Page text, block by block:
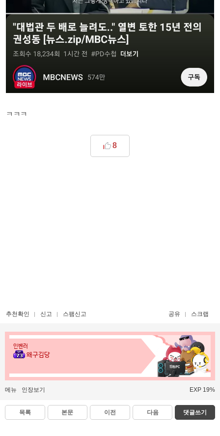
ㅋㅋㅋ
8
추천확인 신고 스팸신고 공유 스크랩
인벤러
왜구김당
메뉴 인장보기 EXP 19%
목록 본문 이전 다음 댓글쓰기